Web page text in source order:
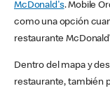
McDonald's. Mobile
como una opción
restaurante
Dentro del mapa y
restaurante, también